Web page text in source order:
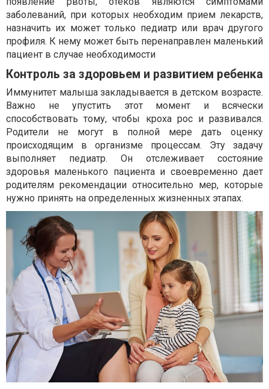
заболеваний, при которых необходим прием лекарств,
назначить их может только педиатр или врач другого
профиля. К нему может быть перенаправлен маленький
пациент в случае необходимости
Контроль за здоровьем и развитием ребенка
Иммунитет малыша закладывается в детском возрасте.
Важно не упустить этот момент и всячески
способствовать тому, чтобы кроха рос и развивался.
Родители не могут в полной мере дать оценку
происходящим в организме процессам. Эту задачу
выполняет педиатр. Он отслеживает состояние
здоровья маленького пациента и своевременно дает
родителям рекомендации относительно мер, которые
нужно принять на определенных жизненных этапах.